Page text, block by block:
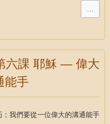
…
六課 耶穌 — 偉大
能手
我們要從一位偉大的溝通能手